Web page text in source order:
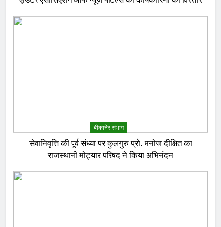
बीकानेर संभाग
सेवानिवृत्ति की पूर्व संध्या पर कुलगुरु प्रो. मनोज दीक्षित का
राजस्थानी मोट्यार परिषद ने किया अभिनंदन